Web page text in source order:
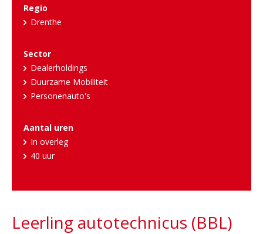
Regio
Drenthe
Sector
Dealerholdings
Duurzame Mobiliteit
Personenauto's
Aantal uren
In overleg
40 uur
Leerling autotechnicus (BBL)